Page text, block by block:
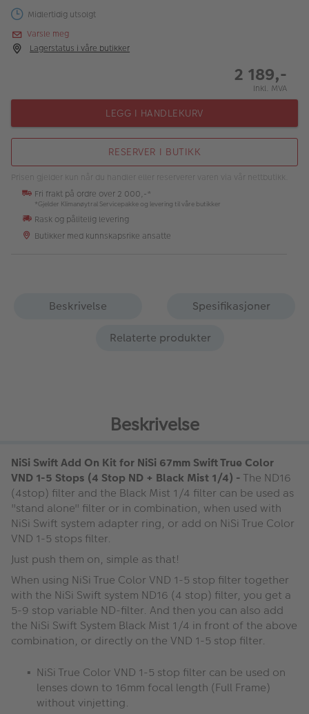
Bildeprodukter
Midlertidig utsolgt
Varsle meg
Lagerstatus i våre butikker
2 189,-
Inkl. MVA
LEGG I HANDLEKURV
RESERVER I BUTIKK
Prisen gjelder kun når du handler eller reserverer varen via vår nettbutikk.
Fri frakt på ordre over 2 000,-*
*Gjelder Klimanøytral Servicepakke og levering til våre butikker
Rask og pålitelig levering
Butikker med kunnskapsrike ansatte
Beskrivelse
Spesifikasjoner
Relaterte produkter
Beskrivelse
NiSi Swift Add On Kit for NiSi 67mm Swift True Color
VND 1-5 Stops (4 Stop ND + Black Mist 1/4) - The ND16
(4stop) filter and the Black Mist 1/4 filter can be used as
"stand alone" filter or in combination, when used with
NiSi Swift system adapter ring, or add on NiSi True Color
VND 1-5 stops filter.
Just push them on, simple as that!
When using NiSi True Color VND 1-5 stop filter together
with the NiSi Swift system ND16 (4 stop) filter, you get a
5-9 stop variable ND-filter. And then you can also add
the NiSi Swift System Black Mist 1/4 in front of the above
combination, or directly on the VND 1-5 stop filter.
NiSi True Color VND 1-5 stop filter can be used on
lenses down to 16mm focal length (Full Frame)
without vinjetting.